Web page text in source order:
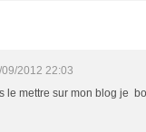
09/2012 22:03
le mettre sur mon blog je